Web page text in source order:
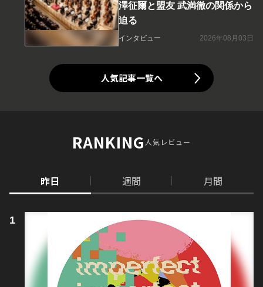
澤征爾と盟友 武満徹の関係から
迫る
インタビュー 2026年08月03日
人気記事一覧へ
RANKING人気レビュー
昨日 週間 月間